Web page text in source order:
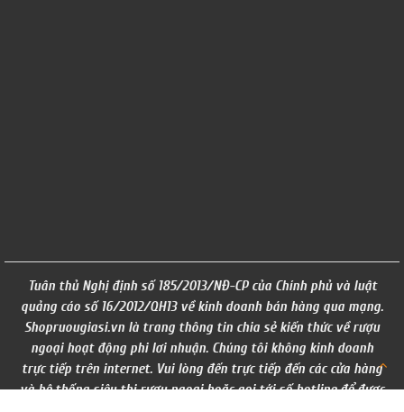
Tuân thủ Nghị định số 185/2013/NĐ-CP của Chính phủ và luật
quảng cáo số 16/2012/QH13 về kinh doanh bán hàng qua mạng.
Shopruougiasi.vn là trang thông tin chia sẻ kiến thức về rượu
ngoại hoạt động phi lơi nhuận. Chúng tôi không kinh doanh
trực tiếp trên internet. Vui lòng đến trực tiếp đến các cửa hàng
và hệ thống siêu thị rượu ngoại hoặc gọi tới số hotline để được